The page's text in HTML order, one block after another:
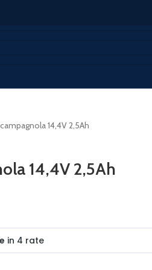
14,4V 2,5Ah
14,4V 2,5Ah